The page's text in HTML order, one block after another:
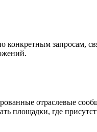
конкретным запросам,
отраслевые
площадки, где